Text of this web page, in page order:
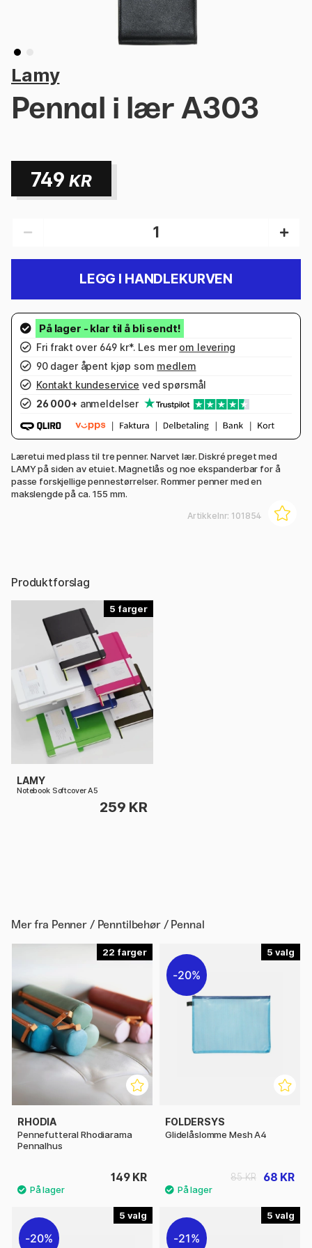
Lamy
Pennal i lær A303
749 KR
LEGG I HANDLEKURVEN
Fri frakt over 649 kr*. Les mer om levering
90 dager åpent kjøp som medlem
Kontakt kundeservice ved spørsmål
26 000+ anmeldelser
Læretui med plass til tre penner. Narvet lær. Diskré preget med
LAMY på siden av etuiet. Magnetlås og noe ekspanderbar for å
passe forskjellige pennestørrelser. Rommer penner med en
makslengde på ca. 155 mm.
Artikkelnr: 101854
Produktforslag
5
LAMY
Notebook Softcover A5
259 KR
Mer fra Penner / Penntilbehør / Pennal
22
RHODIA
Pennefutteral Rhodiarama
Pennalhus
149 KR
5
20%
FOLDERSYS
Glidelåslomme Mesh A4
68 KR
85 KR
5
20%
5
21%